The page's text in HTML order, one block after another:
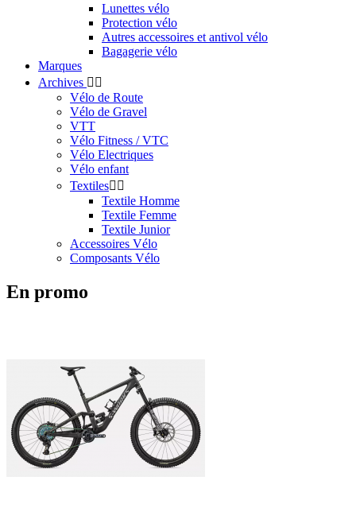
Lunettes vélo
Protection vélo
Autres accessoires et antivol vélo
Bagagerie vélo
Marques
Archives  
Vélo de Route
Vélo de Gravel
VTT
Vélo Fitness / VTC
Vélo Electriques
Vélo enfant
Textiles 
Textile Homme
Textile Femme
Textile Junior
Accessoires Vélo
Composants Vélo
En promo